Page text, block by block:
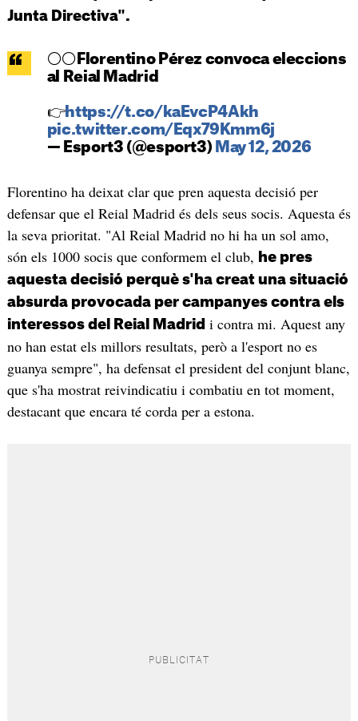
Junta Directiva".
⚪⚪Florentino Pérez convoca eleccions
al Reial Madrid
👉https://t.co/kaEvcP4Akh
pic.twitter.com/Eqx79Kmm6j
— Esport3 (@esport3) May 12, 2026
Florentino ha deixat clar que pren aquesta decisió per
defensar que el Reial Madrid és dels seus socis. Aquesta és
la seva prioritat. "Al Reial Madrid no hi ha un sol amo,
són els 1000 socis que conformem el club, he pres
aquesta decisió perquè s'ha creat una situació
absurda provocada per campanyes contra els
interessos del Reial Madrid i contra mi. Aquest any
no han estat els millors resultats, però a l'esport no es
guanya sempre", ha defensat el president del conjunt blanc,
que s'ha mostrat reivindicatiu i combatiu en tot moment,
destacant que encara té corda per a estona.